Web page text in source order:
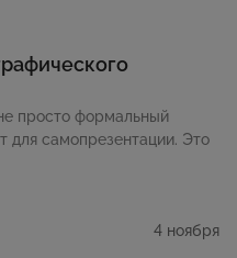
просто формальный
для самопрезентации. Это
4 ноября